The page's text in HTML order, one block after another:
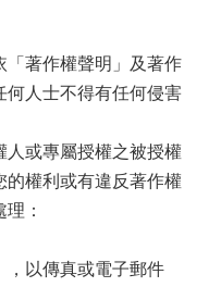
「著作權聲明」及著作
何人士不得有任何侵害
人或專屬授權之被授權
的權利或有違反著作權
：
，以傳真或電子郵件